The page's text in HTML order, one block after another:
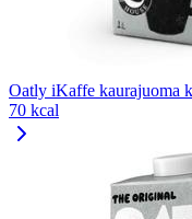
Oatly iKaffe kaurajuoma
70 kcal